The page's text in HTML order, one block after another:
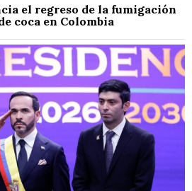
el regreso de la fumigación
coca en Colombia